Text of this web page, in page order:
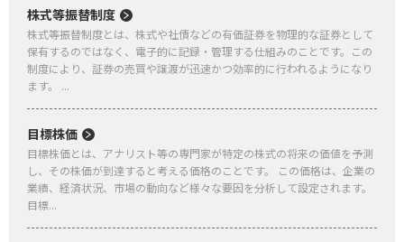
株式等振替制度
株式等振替制度とは、株式や社債などの有価証券を物理的な証券として
保有するのではなく、電子的に記録・管理する仕組みのことです。この
制度により、証券の売買や譲渡が迅速かつ効率的に行われるようになり
ます。 ...
目標株価
目標株価とは、アナリスト等の専門家が特定の株式の将来の価値を予測
し、その株価が到達すると考える価格のことです。 この価格は、企業の
業績、経済状況、市場の動向など様々な要因を分析して設定されます。
目標...